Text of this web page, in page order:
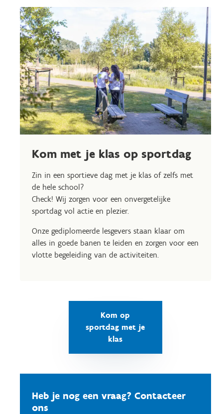
Kom met je klas op sportdag
Zin in een sportieve dag met je klas of zelfs met
de hele school?
Check! Wij zorgen voor een onvergetelijke
sportdag vol actie en plezier.
Onze gediplomeerde lesgevers staan klaar om
alles in goede banen te leiden en zorgen voor een
vlotte begeleiding van de activiteiten.
Kom op
sportdag met je
klas
Heb je nog een vraag? Contacteer
ons